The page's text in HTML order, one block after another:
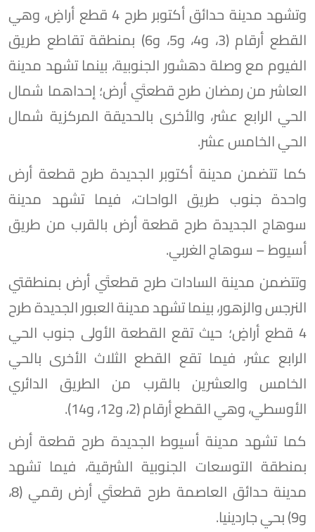
وتشهد مدينة حدائق أكتوبر طرح 4 قطع أراضٍ، وهي
القطع أرقام (3، و4، و5، و6) بمنطقة تقاطع طريق
الفيوم مع وصلة دهشور الجنوبية، بينما تشهد مدينة
العاشر من رمضان طرح قطعتَي أرض؛ إحداهما شمال
الحي الرابع عشر، والأخرى بالحديقة المركزية شمال
الحي الخامس عشر.
كما تتضمن مدينة أكتوبر الجديدة طرح قطعة أرض
واحدة جنوب طريق الواحات، فيما تشهد مدينة
سوهاج الجديدة طرح قطعة أرض بالقرب من طريق
أسيوط – سوهاج الغربي.
وتتضمن مدينة السادات طرح قطعتَي أرض بمنطقتي
النرجس والزهور، بينما تشهد مدينة العبور الجديدة طرح
4 قطع أراضٍ؛ حيث تقع القطعة الأولى جنوب الحي
الرابع عشر، فيما تقع القطع الثلاث الأخرى بالحي
الخامس والعشرين بالقرب من الطريق الدائري
الأوسطي، وهي القطع أرقام (2، و12، و14).
كما تشهد مدينة أسيوط الجديدة طرح قطعة أرض
بمنطقة التوسعات الجنوبية الشرقية، فيما تشهد
مدينة حدائق العاصمة طرح قطعتَي أرض رقمي (8،
و9) بحي جاردينيا.